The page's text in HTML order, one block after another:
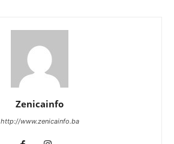
Zenicainfo
http://www.zenicainfo.ba